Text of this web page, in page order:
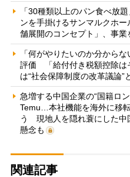
「30種類以上のパン食べ放
ンを手掛けるサンマルクホ
舗展開のコンセプト」、事
「何がやりたいのか分から
評価 「給付付き税額控除は
は“社会保障制度の改革議論”
急増する中国企業の“国籍ロ
Temu…本社機能を海外に移
う 現地人を隠れ蓑にした中
懸念も
関連記事